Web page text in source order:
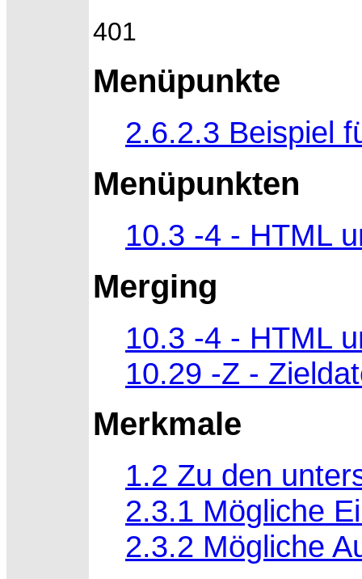
401
Menüpunkte
2.6.2.3 Beispiel
Menüpunkten
10.3 -4 - HTML
Merging
10.3 -4 - HTML
10.29 -Z -
Merkmale
1.2 Zu den
2.3.1 Mögliche
2.3.2 Mögliche